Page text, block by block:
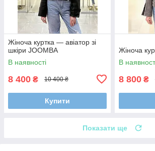
Жіноча куртка — авіатор зі
шкіри JOOMBA
В наявності
8 400 ₴ 10 400 ₴
Купити
Жіноча
В
8 800 ₴
Показати ще